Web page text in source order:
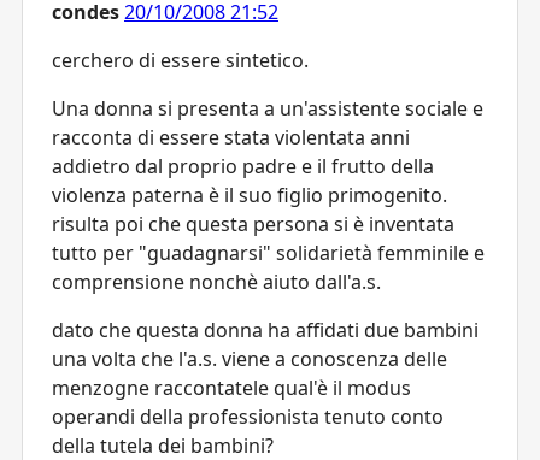
condes20/10/2008 21:52
cerchero di essere sintetico.
Una donna si presenta a un'assistente sociale e
racconta di essere stata violentata anni
addietro dal proprio padre e il frutto della
violenza paterna è il suo figlio primogenito.
risulta poi che questa persona si è inventata
tutto per "guadagnarsi" solidarietà femminile e
comprensione nonchè aiuto dall'a.s.
dato che questa donna ha affidati due bambini
una volta che l'a.s. viene a conoscenza delle
menzogne raccontatele qual'è il modus
operandi della professionista tenuto conto
della tutela dei bambini?